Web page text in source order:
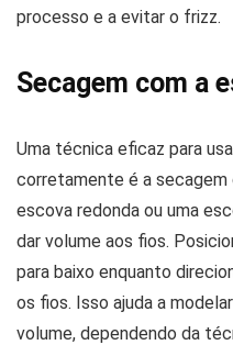
processo e a evitar o frizz.
Secagem com a
Uma técnica eficaz para
corretamente é a secagem
escova redonda ou uma
dar volume aos fios.
para baixo enquanto
os fios. Isso ajuda a
volume, dependendo da